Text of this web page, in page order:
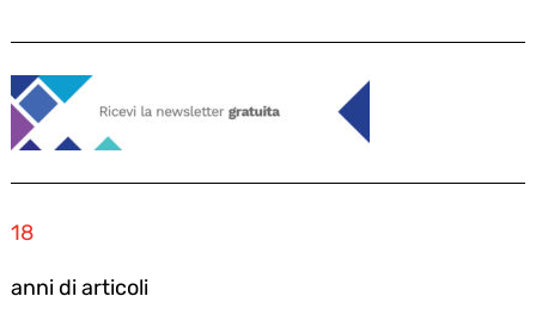
18
anni di articoli